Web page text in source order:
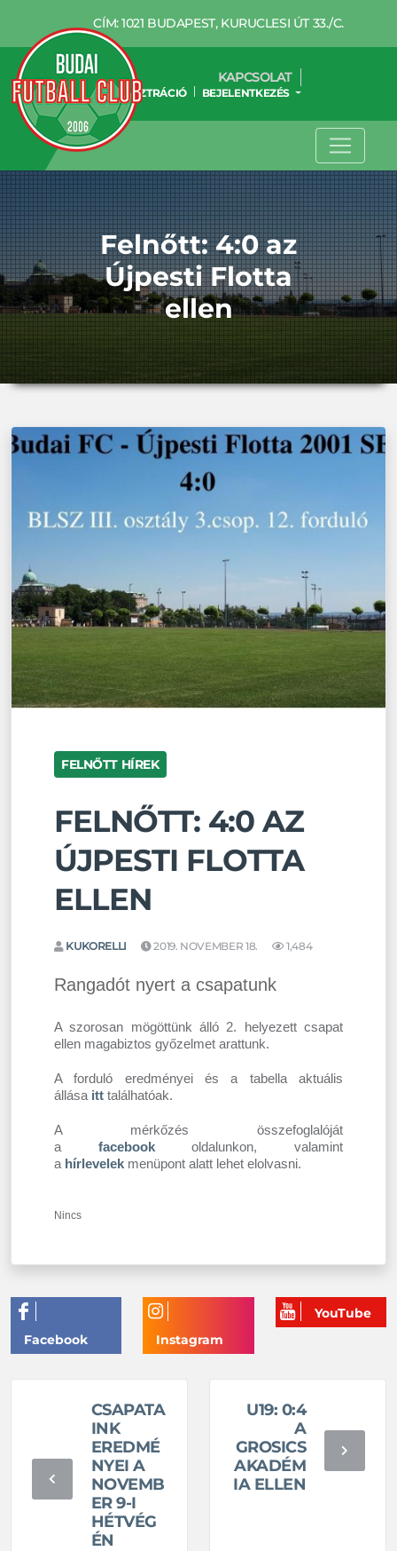
CÍM: 1021 BUDAPEST, KURUCLESI ÚT 33./C.
KAPCSOLAT
REGISZTRÁCIÓ BEJELENTKEZÉS
Felnőtt: 4:0 az
Újpesti Flotta
ellen
FELNŐTT HÍREK
FELNŐTT: 4:0 AZ
ÚJPESTI FLOTTA
ELLEN
KUKORELLI 2019. NOVEMBER 18. 1,484
Rangadót nyert a csapatunk
A szorosan mögöttünk álló 2. helyezett csapat
ellen magabiztos győzelmet arattunk.
A forduló eredményei és a tabella aktuális
állása itt találhatóak.
A mérkőzés összefoglalóját
a facebookoldalunkon, valamint
a hírlevelek menüpont alatt lehet elolvasni.
Nincs
CSAPATA
INK
EREDMÉ
NYEI A
NOVEMB
ER 9-I
HÉTVÉG
ÉN
U19: 0:4
A
GROSICS
AKADÉM
IA ELLEN